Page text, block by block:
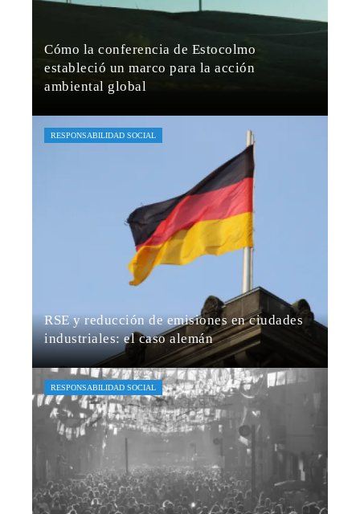
Cómo la conferencia de Estocolmo
estableció un marco para la acción
ambiental global
RSE y reducción de emisiones en ciudades
industriales: el caso alemán
María Beltrán Hace 1 semana
RESPONSABILIDAD SOCIAL
RESPONSABILIDAD SOCIAL